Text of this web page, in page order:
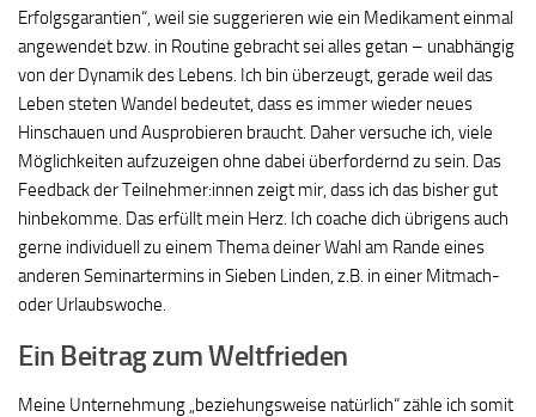
Erfolgsgarantien“, weil sie suggerieren wie ein Medikament einmal
angewendet bzw. in Routine gebracht sei alles getan – unabhängig
von der Dynamik des Lebens. Ich bin überzeugt, gerade weil das
Leben steten Wandel bedeutet, dass es immer wieder neues
Hinschauen und Ausprobieren braucht. Daher versuche ich, viele
Möglichkeiten aufzuzeigen ohne dabei überfordernd zu sein. Das
Feedback der Teilnehmer:innen zeigt mir, dass ich das bisher gut
hinbekomme. Das erfüllt mein Herz. Ich coache dich übrigens auch
gerne individuell zu einem Thema deiner Wahl am Rande eines
anderen Seminartermins in Sieben Linden, z.B. in einer Mitmach-
oder Urlaubswoche.
Ein Beitrag zum Weltfrieden
Meine Unternehmung „beziehungsweise natürlich“ zähle ich somit